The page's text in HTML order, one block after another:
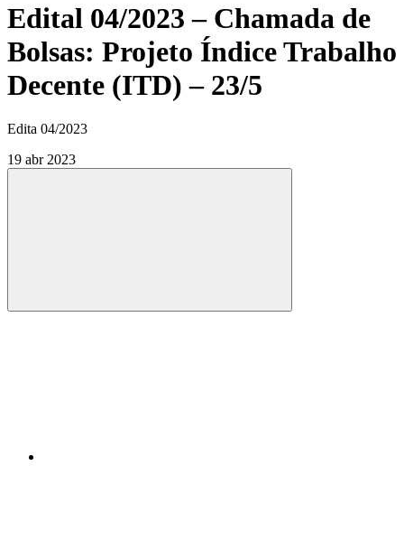
Edital 04/2023 – Chamada de
Bolsas: Projeto Índice Trabalho
Decente (ITD) – 23/5
Edita 04/2023
19 abr 2023
Compartilhar